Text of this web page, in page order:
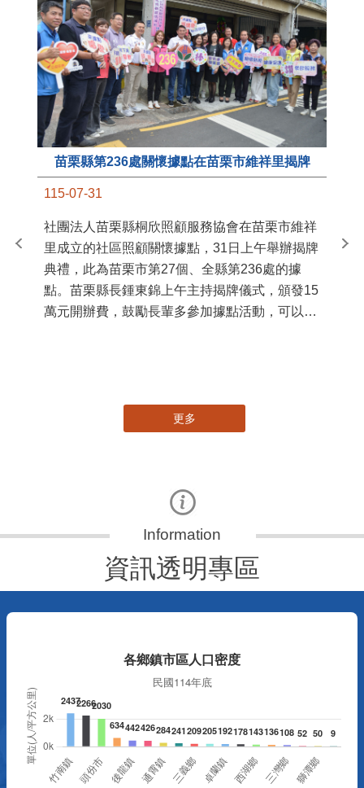
苗栗縣第236處關懷據點在苗栗市維祥里揭牌
115-07-31
社團法人苗栗縣桐欣照顧服務協會在苗栗市維祥
里成立的社區照顧關懷據點，31日上午舉辦揭牌
典禮，此為苗栗市第27個、全縣第236處的據
點。苗栗縣長鍾東錦上午主持揭牌儀式，頒發15
萬元開辦費，鼓勵長輩多參加據點活動，可以更
苗
更多
資訊透明專區